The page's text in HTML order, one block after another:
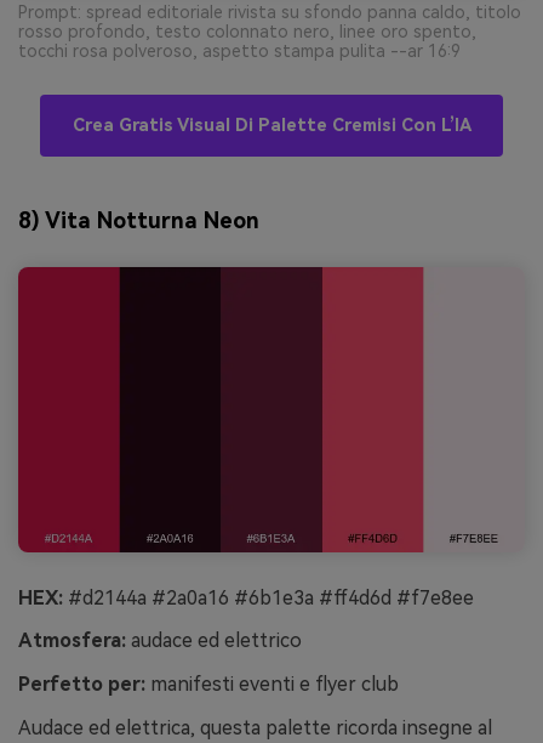
Prompt: spread editoriale rivista su sfondo panna caldo, titolo
rosso profondo, testo colonnato nero, linee oro spento,
tocchi rosa polveroso, aspetto stampa pulita --ar 16:9
Crea Gratis Visual Di Palette Cremisi Con L’IA
8) Vita Notturna Neon
HEX: #d2144a #2a0a16 #6b1e3a #ff4d6d #f7e8ee
Atmosfera: audace ed elettrico
Perfetto per: manifesti eventi e flyer club
Audace ed elettrica, questa palette ricorda insegne al